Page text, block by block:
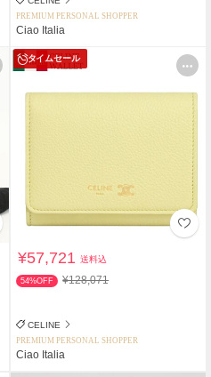
PREMIUM PERSONAL SHOPPER
Ciao Italia
タイムセール
¥57,721送料込
54%OFF ¥128,071
CELINE
PREMIUM PERSONAL SHOPPER
Ciao Italia